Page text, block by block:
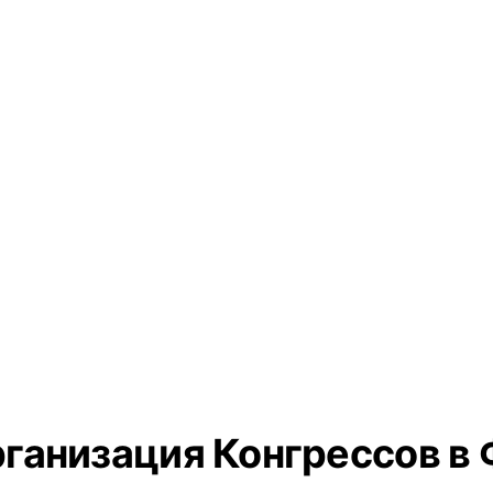
Конгрессов